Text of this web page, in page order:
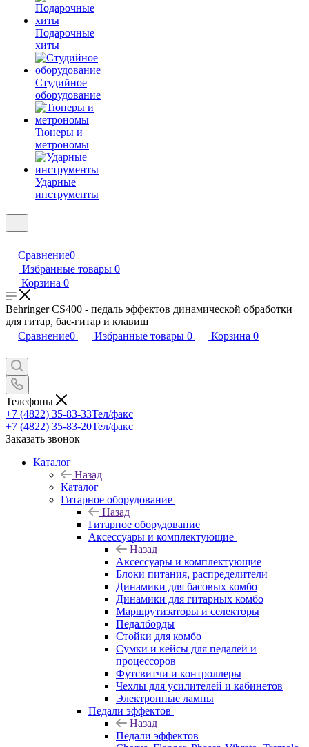
Подарочные
хиты
Студийное
оборудование
Тюнеры и
метрономы
Ударные
инструменты
Сравнение0
Избранные товары 0
Корзина 0
Behringer CS400 - педаль эффектов динамической обработки
для гитар, бас-гитар и клавиш
Сравнение0 Избранные товары 0 Корзина 0
Телефоны
+7 (4822) 35-83-33Тел/факс
+7 (4822) 35-83-20Тел/факс
Заказать звонок
Каталог
Назад
Каталог
Гитарное оборудование
Назад
Гитарное оборудование
Аксессуары и комплектующие
Назад
Аксессуары и комплектующие
Блоки питания, распределители
Динамики для басовых комбо
Динамики для гитарных комбо
Маршрутизаторы и селекторы
Педалборды
Стойки для комбо
Сумки и кейсы для педалей и
процессоров
Футсвитчи и контроллеры
Чехлы для усилителей и кабинетов
Электронные лампы
Педали эффектов
Назад
Педали эффектов